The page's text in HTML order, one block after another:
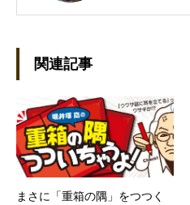
ージ（SAN/
ィ（BIOS/
リ/内部統制・
セキュリティ/
トワーク（
バ/資産管理/シ
ど）、その他
関連記事
まさに「重箱の隅」をつつく